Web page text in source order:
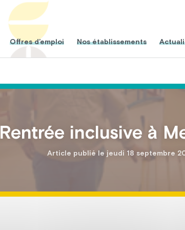
Offres d’emploi Nos établissements
Rentrée inclusive à
Article publié le jeudi 18 septembre